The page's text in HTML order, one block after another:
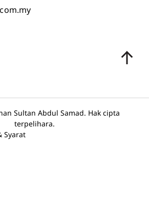
Sultan Abdul Samad. Hak cipta
terpelihara.
Syarat